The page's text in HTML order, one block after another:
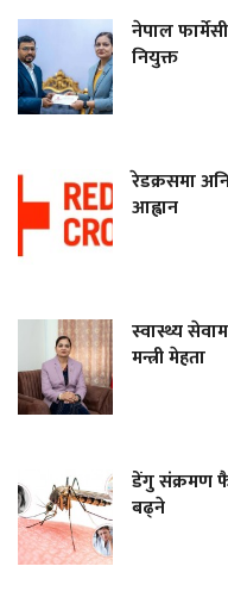
नेपाल
नियुक्त
रेडक्रसमा
आह्वान
स्वास्थ्य
मन्त्री मेहता
डेंगु संक्रमण
बढ्ने